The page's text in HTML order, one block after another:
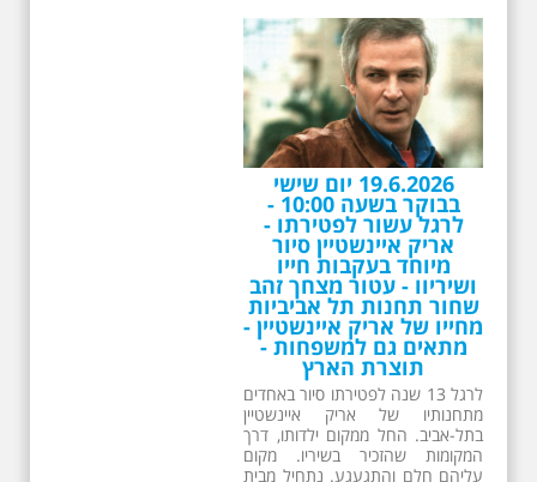
19.6.2026 יום שישי
בבוקר בשעה 10:00 -
לרגל עשור לפטירתו -
אריק איינשטיין סיור
מיוחד בעקבות חייו
ושיריוו - עטור מצחך זהב
שחור תחנות תל אביביות
מחייו של אריק איינשטיין -
מתאים גם למשפחות -
תוצרת הארץ
לרגל 13 שנה לפטירתו סיור באחדים
מתחנותיו של אריק איינשטיין
בתל-אביב. החל ממקום ילדותו, דרך
המקומות שהזכיר בשיריו. מקום
עליהם חלם והתגעגע. נתחיל מבית